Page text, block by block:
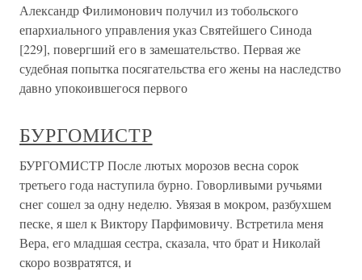
Александр Филимонович получил из тобольского
епархиального управления указ Святейшего Синода
[229], повергший его в замешательство. Первая же
судебная попытка посягательства его жены на наследство
давно упокоившегося первого
БУРГОМИСТР
БУРГОМИСТР После лютых морозов весна сорок
третьего года наступила бурно. Говорливыми ручьями
снег сошел за одну неделю. Увязая в мокром, разбухшем
песке, я шел к Виктору Парфимовичу. Встретила меня
Вера, его младшая сестра, сказала, что брат и Николай
скоро возвратятся, и